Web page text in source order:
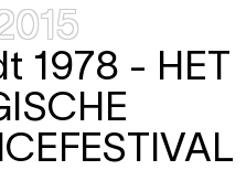
1978 - HET